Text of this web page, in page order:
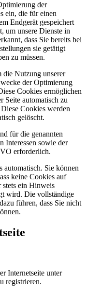
der
ein, die für einen
Endgerät gespeichert
um unsere Dienste in
dass Sie bereits bei
sie getätigt
zu müssen.
die Nutzung unserer
der Optimierung
Cookies ermöglichen
Seite automatisch zu
Cookies werden
gelöscht.
für die genannten
Interessen sowie der
erforderlich.
automatisch. Sie können
keine Cookies auf
stets ein Hinweis
wird. Die vollständige
führen, dass Sie nicht
Internetseite unter
registrieren.